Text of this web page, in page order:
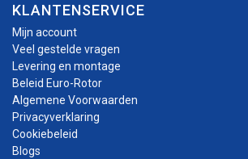
KLANTENSERVICE
Mijn account
Veel gestelde vragen
Levering en montage
Beleid Euro-Rotor
Algemene Voorwaarden
Privacyverklaring
Cookiebeleid
Blogs